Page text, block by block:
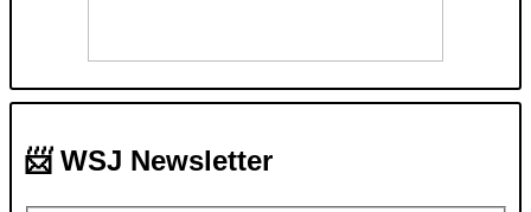
📨 WSJ Newsletter